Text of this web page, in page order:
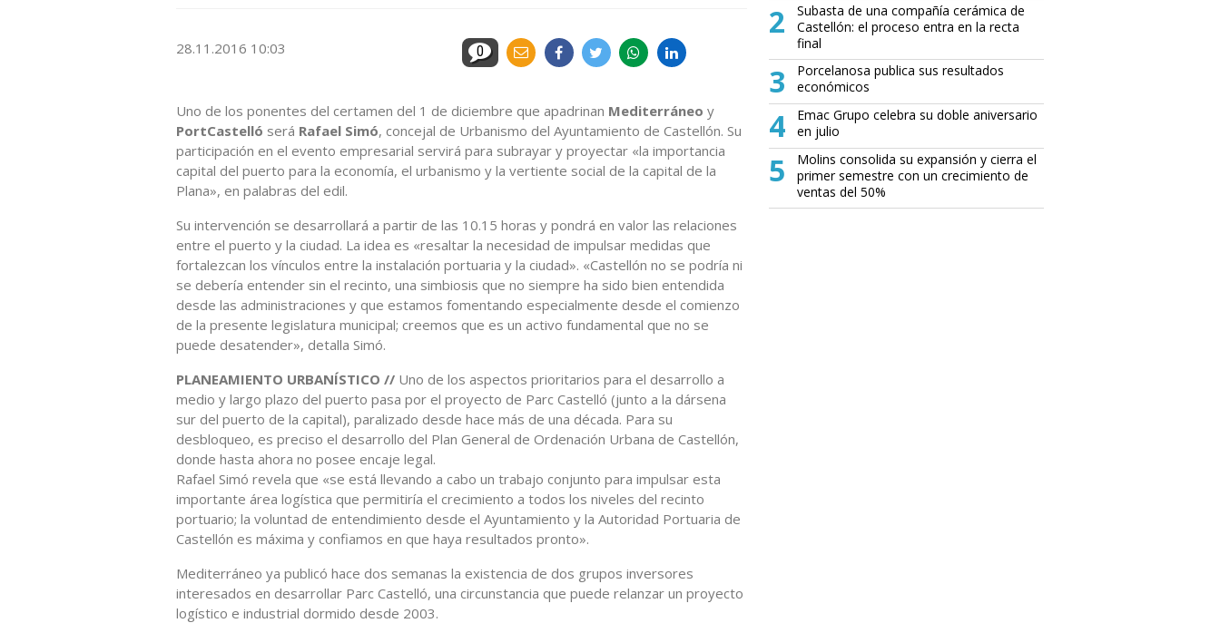
28.11.2016 10:03 0
Uno de los ponentes del certamen del 1 de diciembre que apadrinan Mediterráneo y
PortCastelló será Rafael Simó, concejal de Urbanismo del Ayuntamiento de Castellón. Su
participación en el evento empresarial servirá para subrayar y proyectar «la importancia
capital del puerto para la economía, el urbanismo y la vertiente social de la capital de la
Plana», en palabras del edil.
Su intervención se desarrollará a partir de las 10.15 horas y pondrá en valor las relaciones
entre el puerto y la ciudad. La idea es «resaltar la necesidad de impulsar medidas que
fortalezcan los vínculos entre la instalación portuaria y la ciudad». «Castellón no se podría ni
se debería entender sin el recinto, una simbiosis que no siempre ha sido bien entendida
desde las administraciones y que estamos fomentando especialmente desde el comienzo
de la presente legislatura municipal; creemos que es un activo fundamental que no se
puede desatender», detalla Simó.
PLANEAMIENTO URBANÍSTICO // Uno de los aspectos prioritarios para el desarrollo a
medio y largo plazo del puerto pasa por el proyecto de Parc Castelló (junto a la dársena
sur del puerto de la capital), paralizado desde hace más de una década. Para su
desbloqueo, es preciso el desarrollo del Plan General de Ordenación Urbana de Castellón,
donde hasta ahora no posee encaje legal.
Rafael Simó revela que «se está llevando a cabo un trabajo conjunto para impulsar esta
importante área logística que permitiría el crecimiento a todos los niveles del recinto
portuario; la voluntad de entendimiento desde el Ayuntamiento y la Autoridad Portuaria de
Castellón es máxima y confiamos en que haya resultados pronto».
Mediterráneo ya publicó hace dos semanas la existencia de dos grupos inversores
interesados en desarrollar Parc Castelló, una circunstancia que puede relanzar un proyecto
logístico e industrial dormido desde 2003.
2
Subasta de una compañía cerámica de
Castellón: el proceso entra en la recta
final
3
Porcelanosa publica sus resultados
económicos
4
Emac Grupo celebra su doble aniversario
en julio
5
Molins consolida su expansión y cierra el
primer semestre con un crecimiento de
ventas del 50%